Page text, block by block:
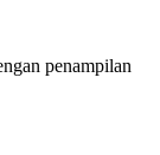
penampilan